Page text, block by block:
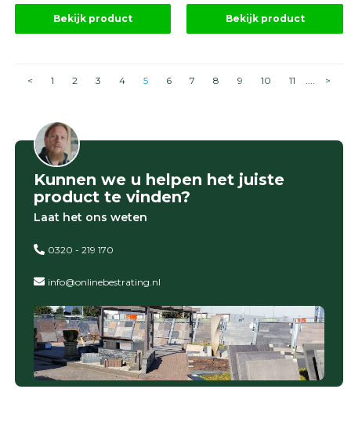
Bekijk product Bekijk product
< 1 2 3 4 5 6 7 8 9 10 11 .... >
Kunnen we u helpen het juiste
product te vinden?
Laat het ons weten
0320 - 219 170
info@onlinebestrating.nl